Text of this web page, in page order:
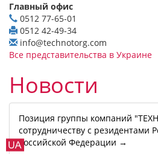
Главный офис
0512 77-65-01
0512 42-49-34
info@technotorg.com
Все представительства в Украине
Новости
Позиция группы компаний
сотрудничеству с резидентами
Российской Федерации →